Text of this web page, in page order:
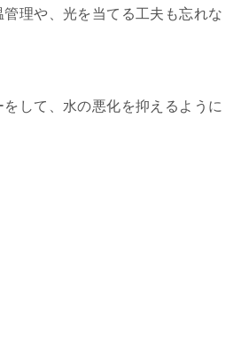
理や、光を当てる工夫も忘れな
して、水の悪化を抑えるように